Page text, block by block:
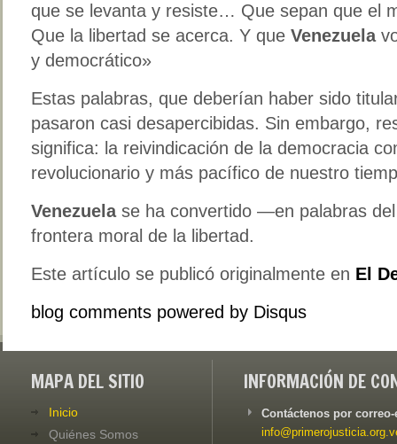
que se levanta y resiste… Que sepan que el
Que la libertad se acerca. Y que Venezuela
y democrático»
Estas palabras, que deberían haber sido
pasaron casi desapercibidas. Sin embargo,
significa: la reivindicación de la democracia
revolucionario y más pacífico de nuestro
Venezuelase ha convertido —en palabras
frontera moral de la libertad.
Este artículo se publicó originalmente en El
blog comments powered by Disqus
MAPA DEL SITIO
Inicio
Quiénes Somos
INFORMACIÓN DE
Contáctenos por